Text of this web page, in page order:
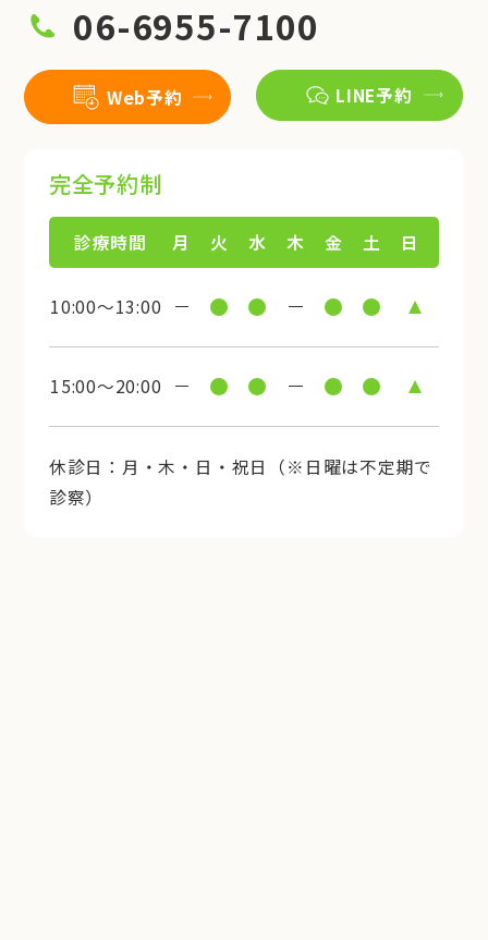
06-6955-7100
Web予約 LINE予約
完全予約制
診療時間 月 火 水 木 金 土 日
10:00～13:00
15:00～20:00
休診日：月・木・日・祝日（※日曜は不定期で
診察）